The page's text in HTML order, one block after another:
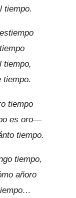
tiempo.
tiempo,
tiempo.
tiempo
es oro—
tiempo.
tiempo,
añoro